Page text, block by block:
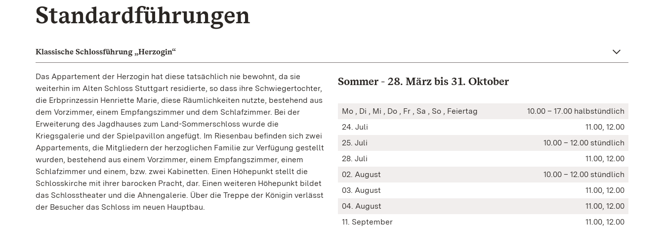
Standardführungen
Klassische Schlossführung „Herzogin“
Das Appartement der Herzogin hat diese tatsächlich nie bewohnt, da sie
weiterhin im Alten Schloss Stuttgart residierte, so dass ihre Schwiegertochter,
die Erbprinzessin Henriette Marie, diese Räumlichkeiten nutzte, bestehend aus
dem Vorzimmer, einem Empfangszimmer und dem Schlafzimmer. Bei der
Erweiterung des Jagdhauses zum Land-Sommerschloss wurde die
Kriegsgalerie und der Spielpavillon angefügt. Im Riesenbau befinden sich zwei
Appartements, die Mitgliedern der herzoglichen Familie zur Verfügung gestellt
wurden, bestehend aus einem Vorzimmer, einem Empfangszimmer, einem
Schlafzimmer und einem, bzw. zwei Kabinetten. Einen Höhepunkt stellt die
Schlosskirche mit ihrer barocken Pracht, dar. Einen weiteren Höhepunkt bildet
das Schlosstheater und die Ahnengalerie. Über die Treppe der Königin verlässt
der Besucher das Schloss im neuen Hauptbau.
Sommer - 28. März bis 31. Oktober
Mo , Di , Mi , Do , Fr , Sa , So , Feiertag
10.00 – 17.00 halbstündlich
24. Juli
11.00, 12.00
25. Juli
10.00 – 12.00 stündlich
28. Juli
11.00, 12.00
02. August
10.00 – 12.00 stündlich
03. August
11.00, 12.00
04. August
11.00, 12.00
11. September
11.00, 12.00